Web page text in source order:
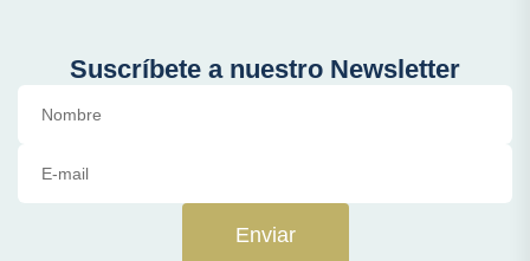
Suscríbete a nuestro Newsletter
Enviar